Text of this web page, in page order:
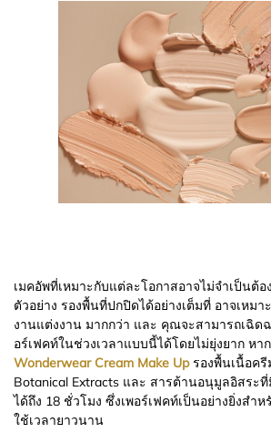
เมคอัพที่เหมาะกับแต่ละโอกาสอาจไม่จำเป็นต้อ
ตัวอย่าง รองพื้นที่ปกปิดได้อย่างเต็มที่ อาจเหมา
งานแต่งงาน มากกว่า และ คุณจะสามารถเฉิด
อร์เฟคท์ในช่วงเวลาแบบนี้ได้โดยไม่ยุ่งยาก หา
Wonderwear Cream Make Upรองพื้นเนื้อค
Botanical Extracts และ สารต้านอนุมูลอิสร
ได้ถึง 18 ชั่วโมง ซึ่งเพอร์เฟคท์เป็นอย่างยิ่งสำ
ใช้เวลายาวนาน